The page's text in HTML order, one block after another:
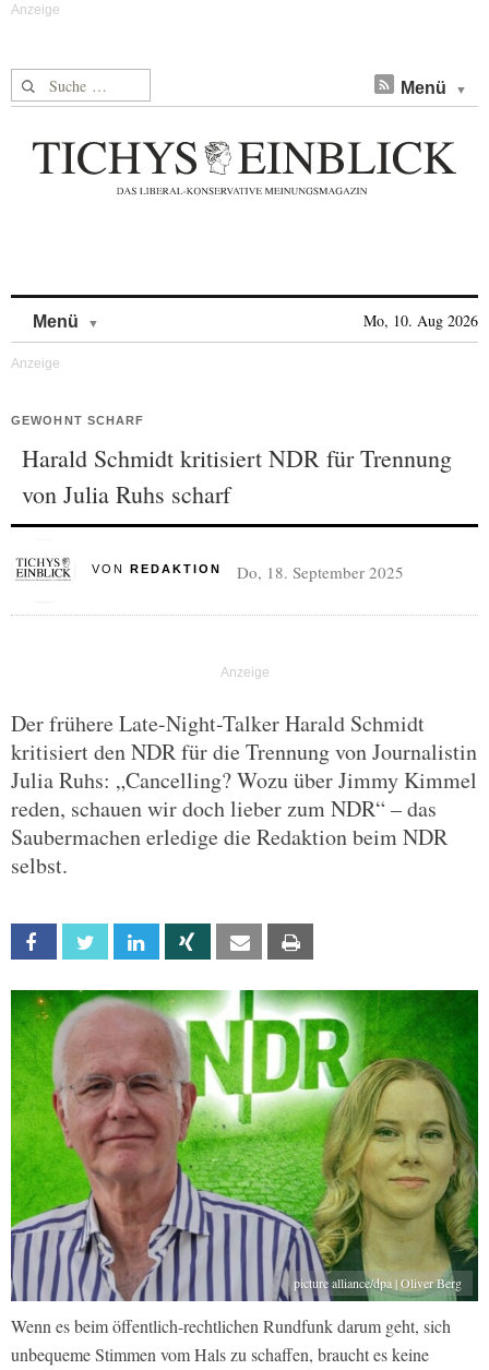
Suche nach: Menü
Menü Mo, 10. Aug 2026
GEWOHNT SCHARF
Harald Schmidt kritisiert NDR für Trennung
von Julia Ruhs scharf
VON REDAKTION Do, 18. September 2025
Der frühere Late-Night-Talker Harald Schmidt
kritisiert den NDR für die Trennung von Journalistin
Julia Ruhs: „Cancelling? Wozu über Jimmy Kimmel
reden, schauen wir doch lieber zum NDR“ – das
Saubermachen erledige die Redaktion beim NDR
selbst.
Facebook Twitter Linkedin Xing Email
picture alliance/dpa | Oliver Berg
Wenn es beim öffentlich-rechtlichen Rundfunk darum geht, sich
unbequeme Stimmen vom Hals zu schaffen, braucht es keine